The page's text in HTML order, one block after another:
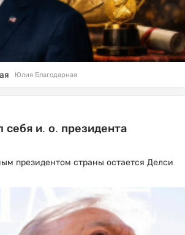
Юлия Благодарная
себя и. о. президента
президентом страны остается Делси